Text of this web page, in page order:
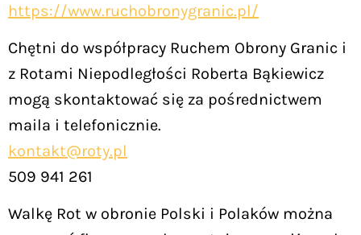
https://www.ruchobronygranic.pl/
Chętni do współpracy Ruchem Obrony Granic i
z Rotami Niepodległości Roberta Bąkiewicz
mogą skontaktować się za pośrednictwem
maila i telefonicznie.
kontakt@roty.pl
509 941 261
Walkę Rot w obronie Polski i Polaków można